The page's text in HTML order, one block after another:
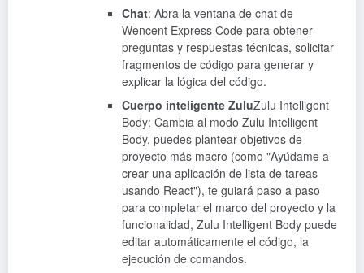
Chat: Abra la ventana de chat de
Wencent Express Code para obtener
preguntas y respuestas técnicas, solicitar
fragmentos de código para generar y
explicar la lógica del código.
Cuerpo inteligente ZuluZulu Intelligent
Body: Cambia al modo Zulu Intelligent
Body, puedes plantear objetivos de
proyecto más macro (como "Ayúdame a
crear una aplicación de lista de tareas
usando React"), te guiará paso a paso
para completar el marco del proyecto y la
funcionalidad, Zulu Intelligent Body puede
editar automáticamente el código, la
ejecución de comandos.